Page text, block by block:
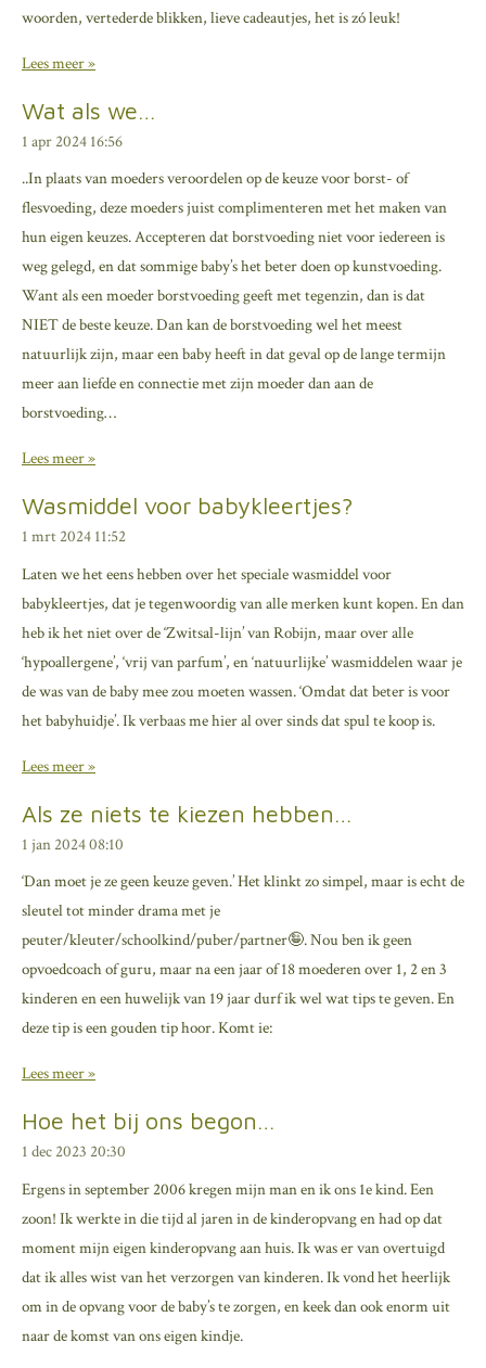
woorden, vertederde blikken, lieve cadeautjes, het is zó leuk!
Lees meer »
Wat als we…
1 apr 2024 16:56
..In plaats van moeders veroordelen op de keuze voor borst- of
flesvoeding, deze moeders juist complimenteren met het maken van
hun eigen keuzes. Accepteren dat borstvoeding niet voor iedereen is
weg gelegd, en dat sommige baby’s het beter doen op kunstvoeding.
Want als een moeder borstvoeding geeft met tegenzin, dan is dat
NIET de beste keuze. Dan kan de borstvoeding wel het meest
natuurlijk zijn, maar een baby heeft in dat geval op de lange termijn
meer aan liefde en connectie met zijn moeder dan aan de
borstvoeding…
Lees meer »
Wasmiddel voor babykleertjes?
1 mrt 2024 11:52
Laten we het eens hebben over het speciale wasmiddel voor
babykleertjes, dat je tegenwoordig van alle merken kunt kopen. En dan
heb ik het niet over de ‘Zwitsal-lijn’ van Robijn, maar over alle
‘hypoallergene’, ‘vrij van parfum’, en ‘natuurlijke’ wasmiddelen waar je
de was van de baby mee zou moeten wassen. ‘Omdat dat beter is voor
het babyhuidje’. Ik verbaas me hier al over sinds dat spul te koop is.
Lees meer »
Als ze niets te kiezen hebben…
1 jan 202408:10
‘Dan moet je ze geen keuze geven.’ Het klinkt zo simpel, maar is echt de
sleutel tot minder drama met je
peuter/kleuter/schoolkind/puber/partner🤪. Nou ben ik geen
opvoedcoach of guru, maar na een jaar of 18 moederen over 1, 2 en 3
kinderen en een huwelijk van 19 jaar durf ik wel wat tips te geven. En
deze tip is een gouden tip hoor. Komt ie:
Lees meer »
Hoe het bij ons begon…
1 dec 2023 20:30
Ergens in september 2006 kregen mijn man en ik ons 1e kind. Een
zoon! Ik werkte in die tijd al jaren in de kinderopvang en had op dat
moment mijn eigen kinderopvang aan huis. Ik was er van overtuigd
dat ik alles wist van het verzorgen van kinderen. Ik vond het heerlijk
om in de opvang voor de baby’s te zorgen, en keek dan ook enorm uit
naar de komst van ons eigen kindje.